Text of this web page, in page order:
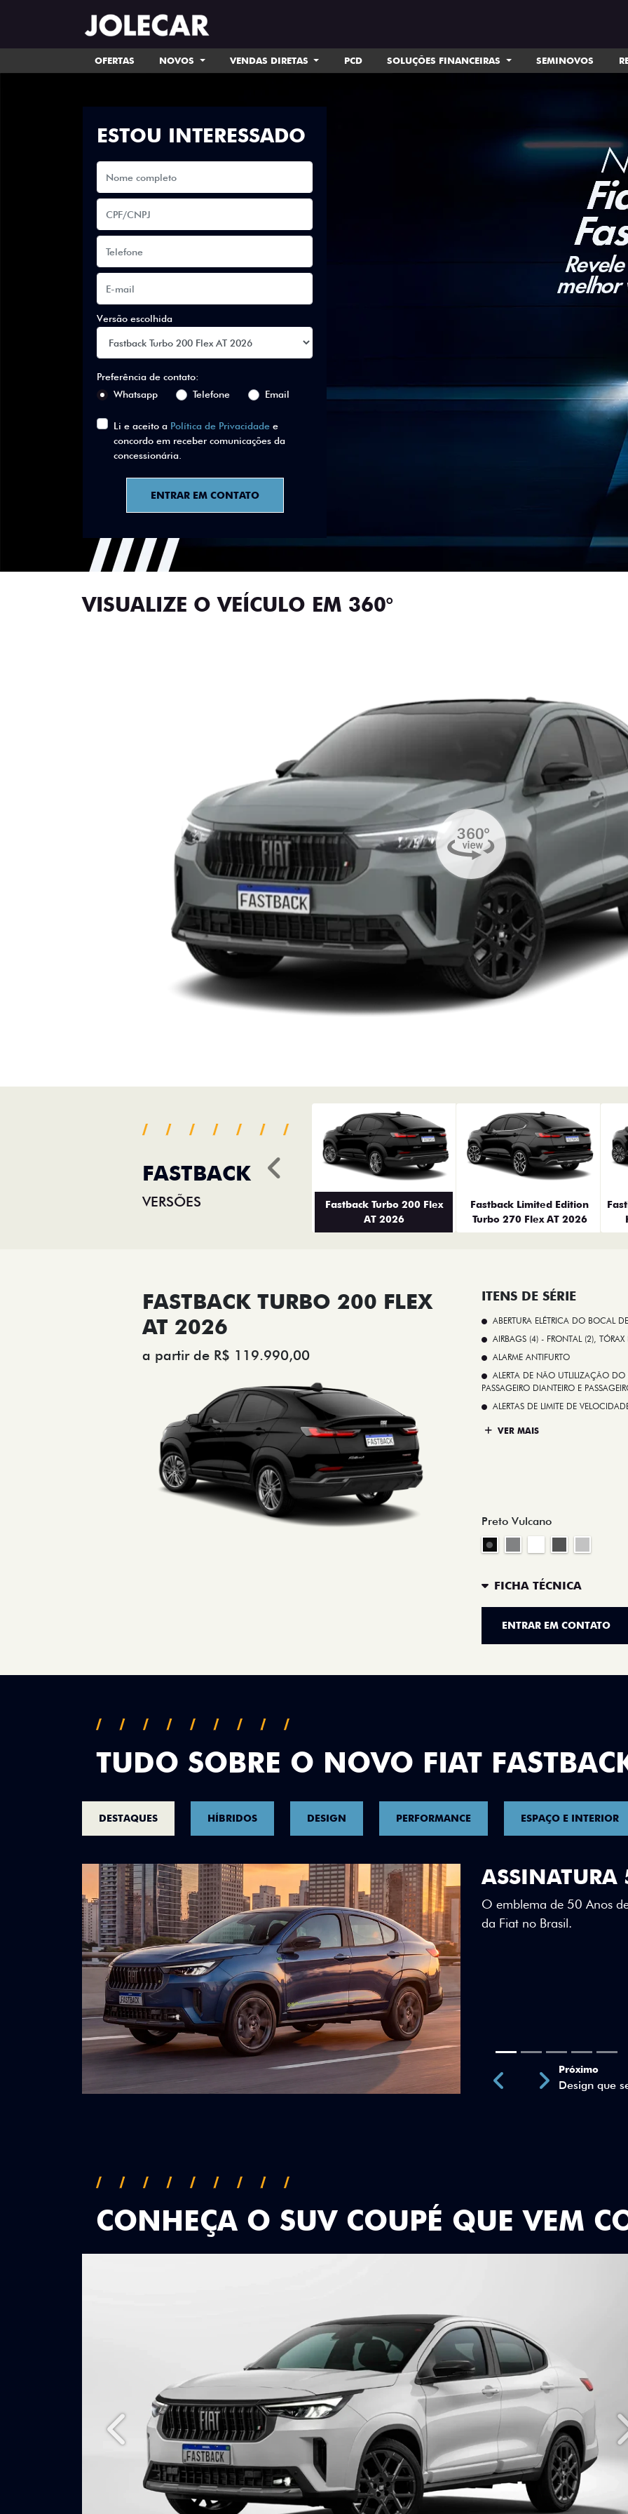
OFERTAS NOVOS VENDAS DIRETAS PCD SOLUÇÕES FINANCEIRAS SEMINOVOS
ESTOU INTERESSADO
Versão escolhida
Preferência de contato:
Whatsapp
Telefone Email
Li e aceito a Política de Privacidade e
concordo em receber comunicações da
concessionária.
ENTRAR EM CONTATO
VISUALIZE O VEÍCULO EM 360°
FASTBACK
VERSÕES
Fastback Turbo 200 Flex
AT 2026
Fastback Limited Edition
Turbo 270 Flex AT 2026
Anterior
FASTBACK TURBO 200 FLEX
AT 2026
a partir de R$ 119.990,00
ITENS DE SÉRIE
ABERTURA ELÉTRICA DO BOCAL
AIRBAGS (4) - FRONTAL (2),
ALARME ANTIFURTO
ALERTA DE NÃO UTLILIZAÇÃO
PASSAGEIRO DIANTEIRO E
ALERTAS DE LIMITE DE
VER MAIS
Preto Vulcano
FICHA TÉCNICA
ENTRAR EM CONTATO
TUDO SOBRE O NOVO FIAT
DESTAQUES HÍBRIDOS DESIGN PERFORMANCE ESPAÇO E INTERIOR
DESIGN QUE
Teto bicolor, adesivos
uma identidade visual
Próximo
Teto
PreviousNext
CONHEÇA O SUV COUPÉ QUE VEM
Anterior